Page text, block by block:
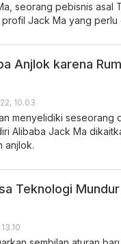
seorang pebisnis asal
Jack Ma yang perlu
Anjlok karena
10.03
menyelidiki seseorang
Alibaba Jack Ma
anjlok.
Teknologi